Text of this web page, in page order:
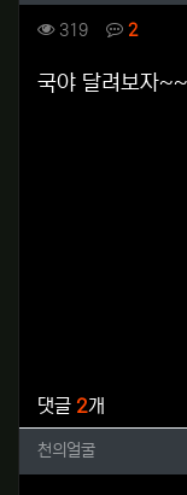
컨텐츠 정보
319조회 2댓글
본문
국야 달려보자
댓글 2개
천의얼굴님
천의얼굴